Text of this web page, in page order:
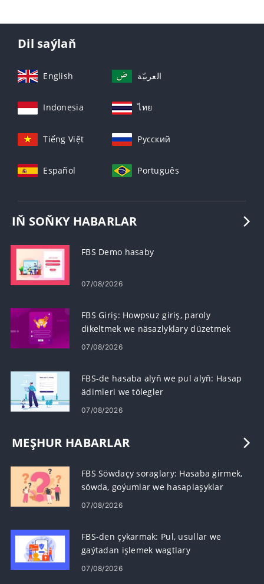
Dil saýlaň
English العربيّة
Indonesia ไทย
Tiếng Việt Русский
Español Português
IŇ SOŇKY HABARLAR
FBS Demo hasaby
07/08/2026
FBS Giriş: Howpsuz giriş, paroly
dikeltmek we näsazlyklary düzetmek
07/08/2026
FBS-de hasaba alyň we pul alyň: Hasap
ädimleri we tölegler
07/08/2026
MEŞHUR HABARLAR
FBS Söwdaçy soraglary: Hasaba girmek,
söwda, goýumlar we hasaplaşyklar
07/08/2026
FBS-den çykarmak: Pul, usullar we
gaýtadan işlemek wagtlary
07/08/2026